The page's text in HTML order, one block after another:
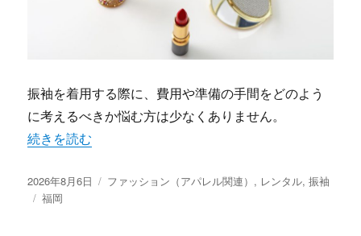
振袖を着用する際に、費用や準備の手間をどのよう
に考えるべきか悩む方は少なくありません。
“福岡で振袖を賢く選ぶ費用と準備の極意” の
続きを読む
投
稿
2026年8月6日
カ
ファッション（アパレル関連） , レンタル,振袖
タ
福岡